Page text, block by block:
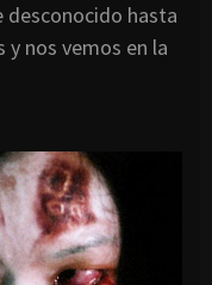
desconocido hasta
nos vemos en la